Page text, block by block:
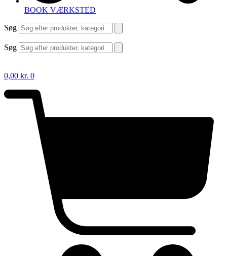
BOOK VÆRKSTED
Søg
Søg
0,00 kr. 0